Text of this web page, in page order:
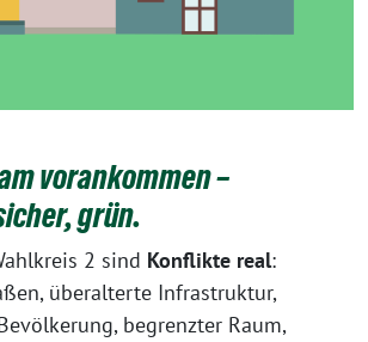
vorankommen –
grün.
2 sind Konflikte real:
überalterte Infrastruktur,
begrenzter Raum,